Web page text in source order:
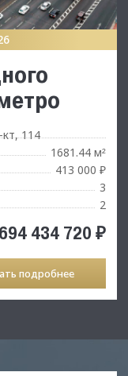
114
1681.44 м²
413 000 ₽
3
2
694 434 720 ₽
подробнее